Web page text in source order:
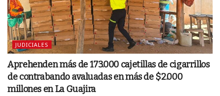
JUDICIALES
Aprehenden más de 173.000 cajetillas de cigarrillos
de contrabando avaluadas en más de $2.000
millones en La Guajira